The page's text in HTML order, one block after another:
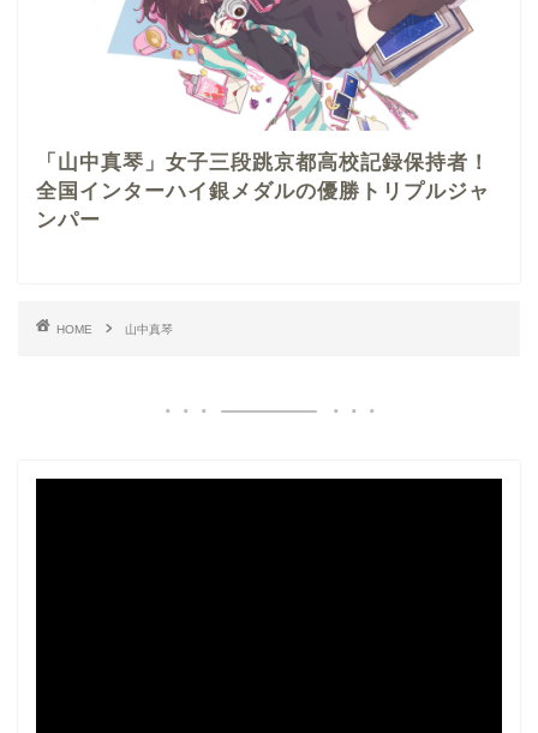
「山中真琴」女子三段跳京都高校記録保持者！
全国インターハイ銀メダルの優勝トリプルジャ
ンパー
HOME 山中真琴